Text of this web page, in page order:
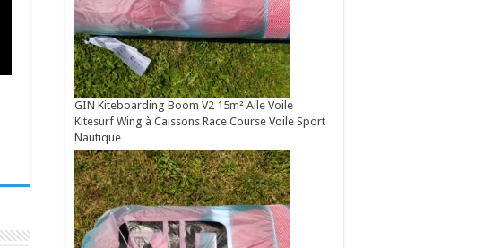
GIN Kiteboarding Boom V2 15m² Aile Voile
Kitesurf Wing à Caissons Race Course Voile Sport
Nautique